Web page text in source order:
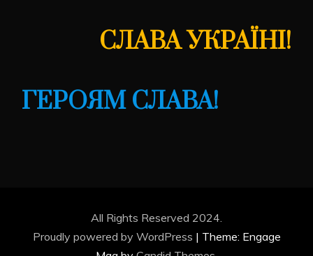
СЛАВА УКРАЇНІ!
ГЕРОЯМ СЛАВА!
All Rights Reserved 2024.
Proudly powered by WordPress | Theme: Engage